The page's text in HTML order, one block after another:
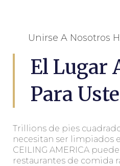
Unirse A Nosotros
El Lugar
Para
Trillions de pies
necesitan ser limpiados
CEILING AMERICA
restaurantes de comida